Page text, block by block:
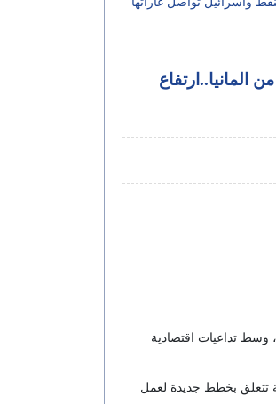
وسط تداعيات اقتصادية
تتعلق بخطط جديدة لعمل